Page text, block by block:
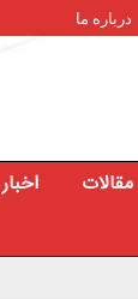
درباره ما
مقالات اخبار